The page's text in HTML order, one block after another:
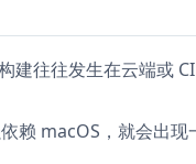
建往往发生在云端或
赖 macOS，就会出现